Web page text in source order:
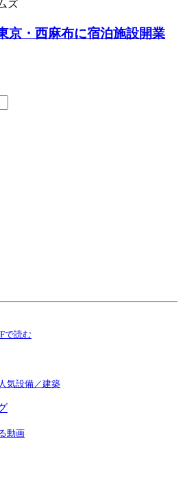
ズ
京・西麻布に宿泊施設開業
で読む
気設備／建築
動画